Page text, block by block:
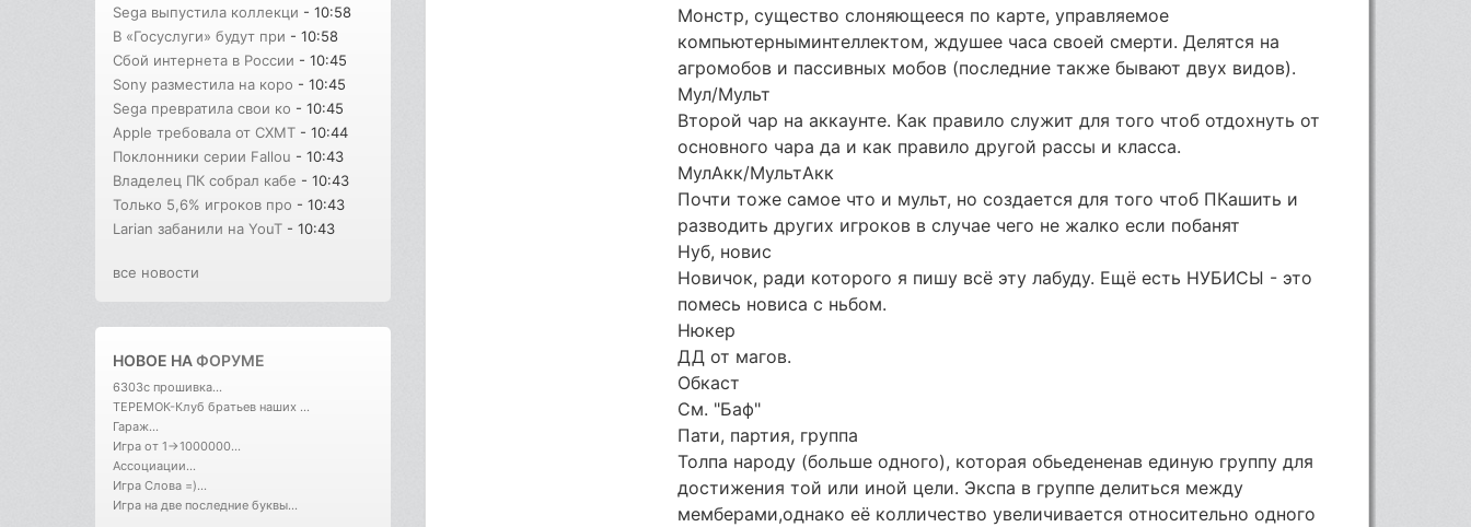
Sega выпустила коллекци - 10:58
В «Госуслуги» будут при - 10:58
Сбой интернета в России - 10:45
Sony разместила на коро - 10:45
Sega превратила свои ко - 10:45
Apple требовала от CXMT - 10:44
Поклонники серии Fallou - 10:43
Владелец ПК собрал кабе - 10:43
Только 5,6% игроков про - 10:43
Larian забанили на YouT - 10:43
все новости
НОВОЕ НАФОРУМЕ
6303с прошивка...
ТЕРЕМОК-Клуб братьев наших ...
Гараж...
Игра от 1->1000000...
Ассоциации...
Игра Слова =)...
Игра на две последние буквы...
Монстр, существо слоняющееся по карте, управляемое
компьютерныминтеллектом, ждушее часа своей смерти. Делятся на
агромобов и пассивных мобов (последние также бывают двух видов).
Мул/Мульт
Второй чар на аккаунте. Как правило служит для того чтоб отдохнуть от
основного чара да и как правило другой рассы и класса.
МулАкк/МультАкк
Почти тоже самое что и мульт, но создается для того чтоб ПКашить и
разводить других игроков в случае чего не жалко если побанят
Нуб, новис
Новичок, ради которого я пишу всё эту лабуду. Ещё есть НУБИСЫ - это
помесь новиса с ньбом.
Нюкер
ДД от магов.
Обкаст
См. "Баф"
Пати, партия, группа
Толпа народу (больше одного), которая обьедененав единую группу для
достижения той или иной цели. Экспа в группе делиться между
мемберами,однако её колличество увеличивается относительно одного